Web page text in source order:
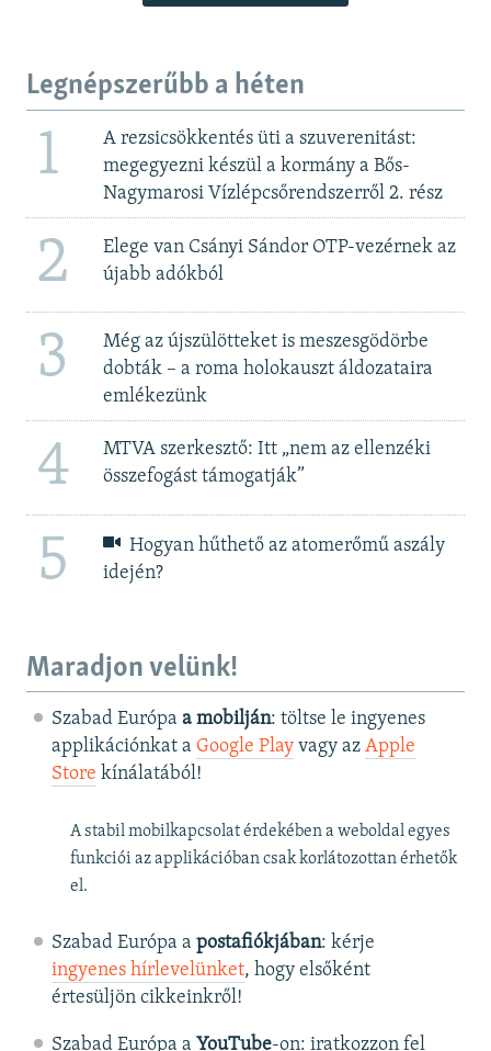
Legnépszerűbb a héten
1
A rezsicsökkentés üti a szuverenitást:
megegyezni készül a kormány a Bős-
Nagymarosi Vízlépcsőrendszerről 2. rész
2
Elege van Csányi Sándor OTP-vezérnek az
újabb adókból
3
Még az újszülötteket is meszesgödörbe
dobták – a roma holokauszt áldozataira
emlékezünk
4
MTVA szerkesztő: Itt „nem az ellenzéki
összefogást támogatják”
5
Hogyan hűthető az atomerőmű aszály
idején?
Maradjon velünk!
Szabad Európa a mobilján: töltse le ingyenes
applikációnkat a Google Playvagy az Apple
Store kínálatából!
A stabil mobilkapcsolat érdekében a weboldal egyes
funkciói az applikációban csak korlátozottan érhetők
el.
Szabad Európa a postafiókjában: kérje
ingyenes hírlevelünket, hogy elsőként
értesüljön cikkeinkről!
Szabad Európa a YouTube-on: iratkozzon fel